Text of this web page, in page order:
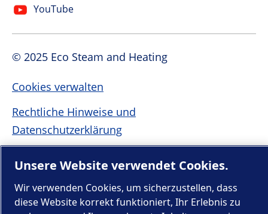
YouTube
© 2025 Eco Steam and Heating
Cookies verwalten
Rechtliche Hinweise und
Datenschutzerklärung
Wir sind Teil der Atlas Copco Group
Unsere Website verwendet Cookies.
Wir verwenden Cookies, um sicherzustellen, dass
diese Website korrekt funktioniert, Ihr Erlebnis zu